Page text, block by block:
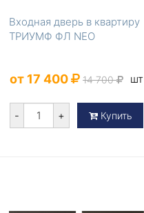
Входная дверь в квартиру
ТРИУМФ ФЛ NEO
от 17 400 14 700 шт
- + Купить